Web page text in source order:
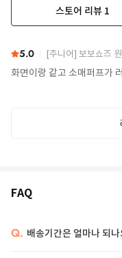
스토어 리뷰 1
5.0 [주니어] 보보쇼즈
화면이랑 같고 소매퍼프가
FAQ
Q. 배송기간은 얼마나 되나